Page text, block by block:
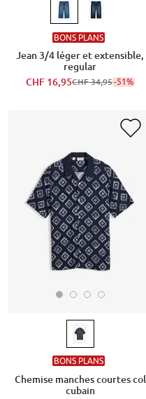
BONS PLANS
Jean 3/4 léger et extensible,
regular
CHF 16,95CHF 34,95-51%
BONS PLANS
Chemise manches courtes col
cubain